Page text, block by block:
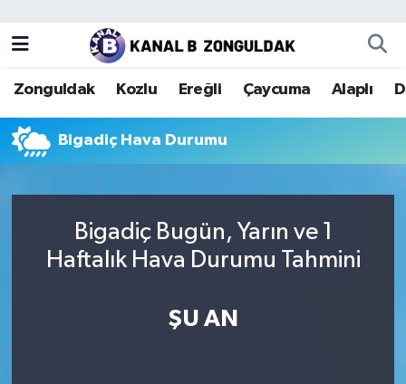
Zonguldak Kozlu Ereğli Çaycuma Alaplı
Bigadiç Hava Durumu
Bigadiç Bugün, Yarın ve 1
Haftalık Hava Durumu Tahmini
ŞU AN
Zonguldak
Kozlu
Ereğli
Alaplı
Zonguldak Nöbetçi Eczaneler
Zonguldak Hava Durumu
Zonguldak Trafik Yoğunluk Haritası
Tüm Manşetler